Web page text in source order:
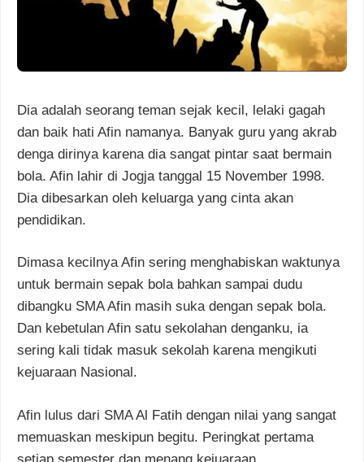
Dia adalah seorang teman sejak kecil, lelaki gagah
dan baik hati Afin namanya. Banyak guru yang akrab
denga dirinya karena dia sangat pintar saat bermain
bola. Afin lahir di Jogja tanggal 15 November 1998.
Dia dibesarkan oleh keluarga yang cinta akan
pendidikan.
Dimasa kecilnya Afin sering menghabiskan waktunya
untuk bermain sepak bola bahkan sampai dudu
dibangku SMA Afin masih suka dengan sepak bola.
Dan kebetulan Afin satu sekolahan denganku, ia
sering kali tidak masuk sekolah karena mengikuti
kejuaraan Nasional.
Afin lulus dari SMA Al Fatih dengan nilai yang sangat
memuaskan meskipun begitu. Peringkat pertama